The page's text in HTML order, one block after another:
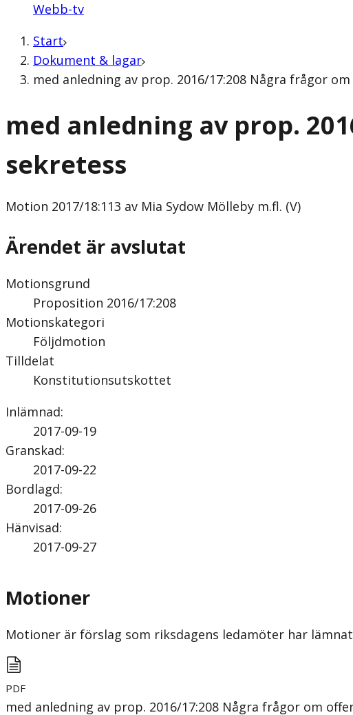
Webb-tv
Start
Dokument & lagar
med anledning av prop. 2016/17:208 Några frågor
med anledning av prop.
sekretess
Motion 2017/18:113 av Mia Sydow Mölleby m.fl. (V)
Ärendet är avslutat
Motionsgrund
Proposition 2016/17:208
Motionskategori
Följdmotion
Tilldelat
Konstitutionsutskottet
Inlämnad:
2017-09-19
Granskad:
2017-09-22
Bordlagd:
2017-09-26
Hänvisad:
2017-09-27
Motioner
Motioner är förslag som riksdagens ledamöter har
PDF
med anledning av prop. 2016/17:208 Några frågor om